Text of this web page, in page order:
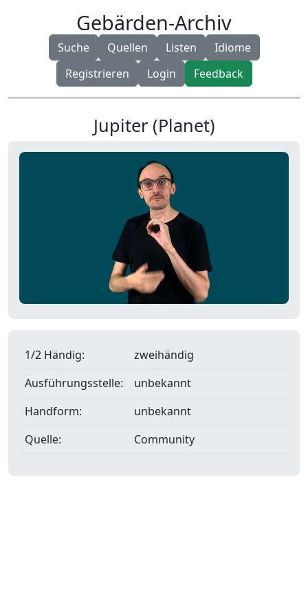
Gebärden-Archiv
Suche Quellen Listen
Idiome
Registrieren
Login Feedback
Jupiter (Planet)
1/2 Händig:
zweihändig
Ausführungsstelle:
unbekannt
Handform:
unbekannt
Quelle:
Community